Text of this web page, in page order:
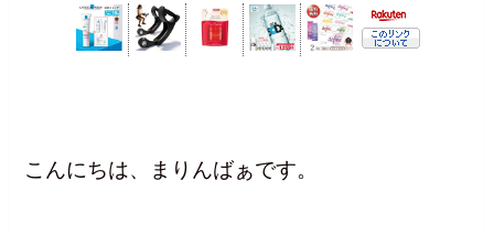
こんにちは、まりんばぁです。